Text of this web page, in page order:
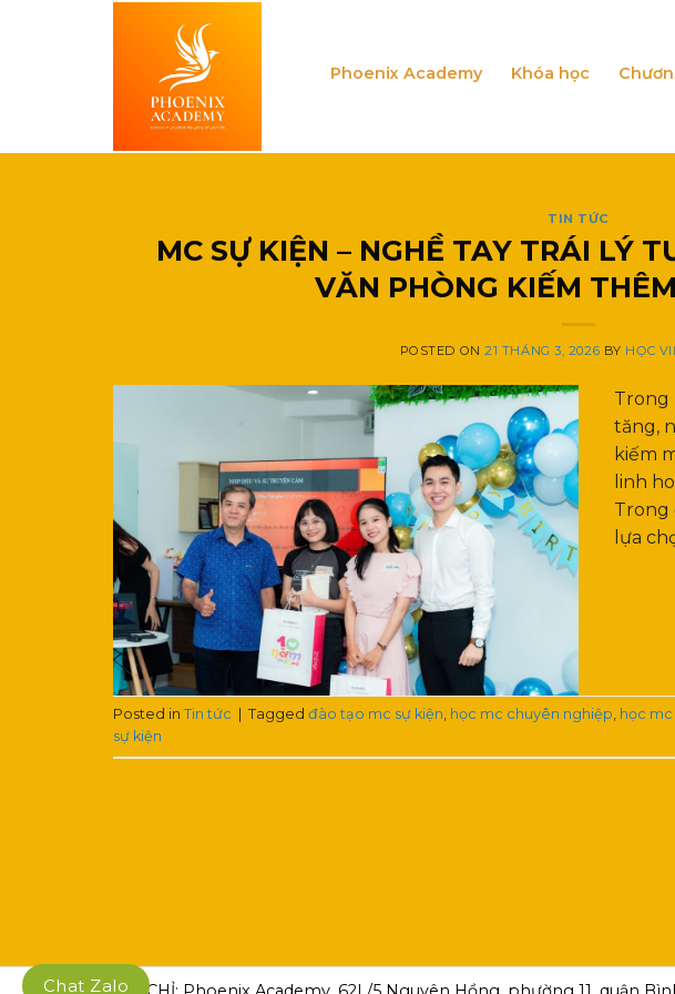
Phoenix Academy Khóa học
TIN TỨC
MC SỰ KIỆN – NGHỀ TAY TRÁI LÝ
VĂN PHÒNG KIẾM
POSTED ON21 THÁNG 3, 2026 BY HỌC
Trong
tăng,
kiếm
linh
Trong
lựa
Posted in Tin tức Tagged đào tạo mc sự kiện, học mc chuyên nghiệp, học
sự kiện
Chat Zalo